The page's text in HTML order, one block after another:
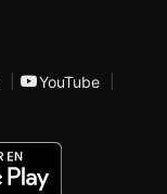
YouTube